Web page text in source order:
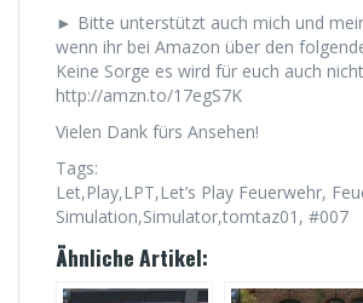
► Bitte unterstützt auch mich und
wenn ihr bei Amazon über den
Keine Sorge es wird für euch auch
http://amzn.to/17egS7K
Vielen Dank fürs Ansehen!
Tags:
Let,Play,LPT,Let’s Play Feuerwehr,
Simulation,Simulator,tomtaz01, #007
Ähnliche Artikel: